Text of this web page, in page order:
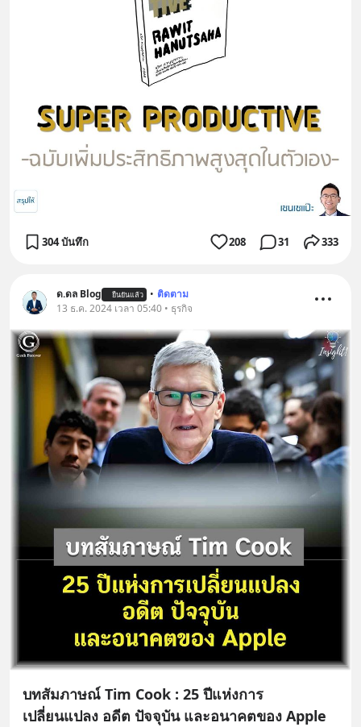
304 บันทึก 208 31 333
ด.ดล Blog ยืนยันแล้ว • ติดตาม
13 ธ.ค. 2024 เวลา 05:40 • ธุรกิจ
บทสัมภาษณ์ Tim Cook : 25 ปีแห่งการ
เปลี่ยนแปลง อดีต ปัจจุบัน และอนาคตของ Apple